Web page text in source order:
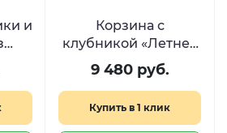
и
Корзина с
клубникой «Летнее
искушение»
9 480 руб.
Купить в 1 клик